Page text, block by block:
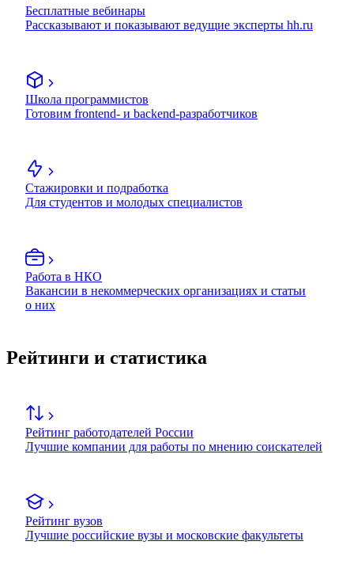
Бесплатные вебинары
Рассказывают и показывают ведущие эксперты hh.ru
Школа программистов
Готовим frontend- и backend-разработчиков
Стажировки и подработка
Для студентов и молодых специалистов
Работа в НКО
Вакансии в некоммерческих организациях и статьи
о них
Рейтинги и статистика
Рейтинг работодателей России
Лучшие компании для работы по мнению соискателей
Рейтинг вузов
Лучшие российские вузы и московские факультеты